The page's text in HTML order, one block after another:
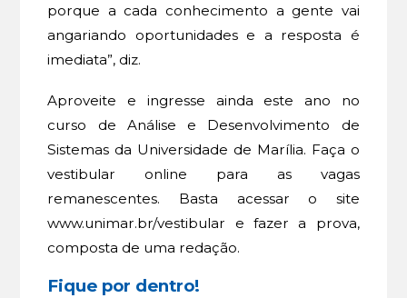
porque a cada conhecimento a gente vai
angariando oportunidades e a resposta é
imediata”, diz.
Aproveite e ingresse ainda este ano no
curso de Análise e Desenvolvimento de
Sistemas da Universidade de Marília. Faça o
vestibular online para as vagas
remanescentes. Basta acessar o site
www.unimar.br/vestibular e fazer a prova,
composta de uma redação.
Fique por dentro!